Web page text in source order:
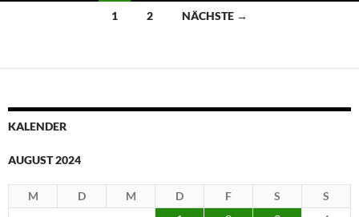
Beitragsnavigation
1 2 NÄCHSTE →
KALENDER
AUGUST 2024
M D M D F S S